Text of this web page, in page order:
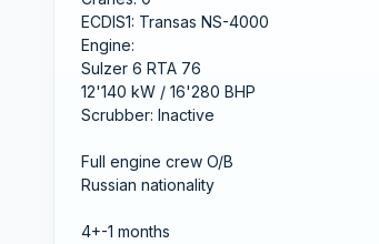
ECDIS1: Transas NS-4000
Engine:
Sulzer 6 RTA 76
12'140 kW / 16'280 BHP
Scrubber: Inactive
Full engine crew O/B
Russian nationality
4+-1 months